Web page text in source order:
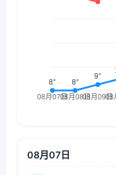
08月07日